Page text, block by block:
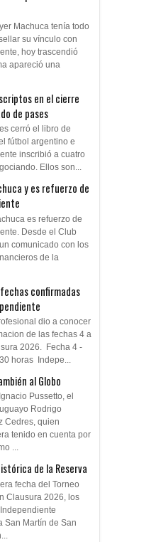
Machuca tenía todo
su vínculo con
hoy trascendió
apareció una
en el cierre
de pases
cerró el libro de
fútbol argentino e
inscribió a cuatro
Ellos son...
y es refuerzo de
es refuerzo de
Desde el Club
comunicado con los
de la
confirmadas
dio a conocer
de las fechas 4 a
2026. Fecha 4 -
horas Indepe...
al Globo
Pussetto, el
Rodrigo
Cedres, quien
tenido en cuenta por
...
de la Reserva
fecha del Torneo
Clausura 2026, los
San Martín de San